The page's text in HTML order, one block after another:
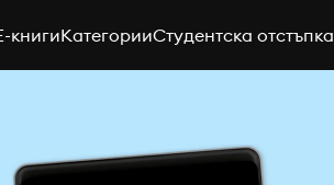
книгиКатегорииСтудентска отстъпка